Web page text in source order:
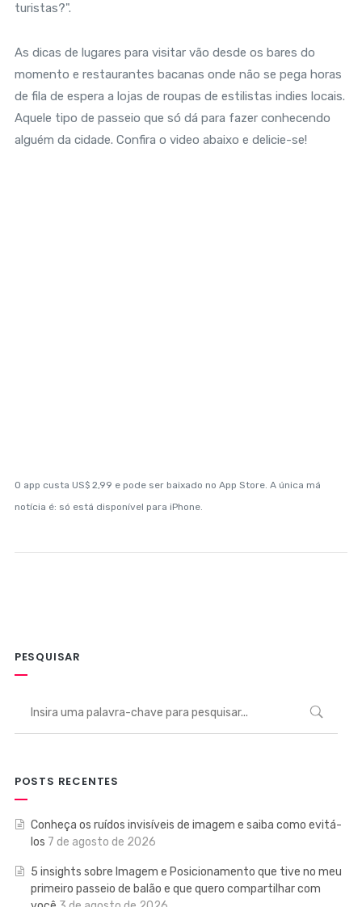
turistas?".
As dicas de lugares para visitar vão desde os bares do
momento e restaurantes bacanas onde não se pega horas
de fila de espera a lojas de roupas de estilistas indies locais.
Aquele tipo de passeio que só dá para fazer conhecendo
alguém da cidade. Confira o video abaixo e delicie-se!
O app custa US$ 2,99 e pode ser baixado no App Store. A única má
notícia é: só está disponível para iPhone.
PESQUISAR
POSTS RECENTES
Conheça os ruídos invisíveis de imagem e saiba como evitá-
los 7 de agosto de 2026
5 insights sobre Imagem e Posicionamento que tive no meu
primeiro passeio de balão e que quero compartilhar com